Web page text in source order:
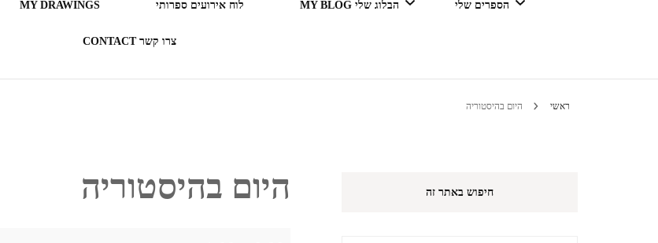
הספרים שלי הבלוג שלי MY BLOG לוח אירועים ספרותי MY DRAWINGS
צרו קשר CONTACT
ראשי היום בהיסטוריה
היום בהיסטוריה חיפוש באתר זה